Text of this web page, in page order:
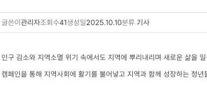
글쓴이관리자조회수41생성일2025.10.10분류 기사
인구 감소와 지역소멸 위기 속에서도 지역에 뿌리내리며 새로운 삶을
캠페인을 통해 지역사회에 활기를 불어넣고 지역과 함께 성장하는 청